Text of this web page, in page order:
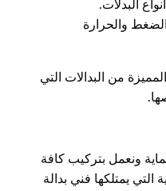
البدلات.
والحرارة
من البدالات التي
ونعمل بتركيب كافة
التي يمتلكها فني بدالة